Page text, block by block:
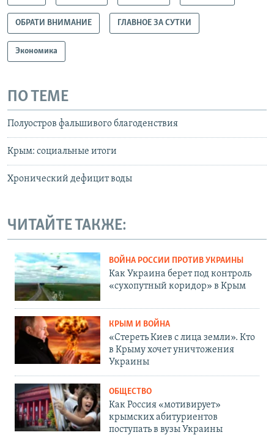
ОБРАТИ ВНИМАНИЕ ГЛАВНОЕ ЗА СУТКИ
Экономика
ПО ТЕМЕ
Полуостров фальшивого благоденствия
Крым: социальные итоги
Хронический дефицит воды
ЧИТАЙТЕ ТАКЖЕ:
ВОЙНА РОССИИ ПРОТИВ УКРАИНЫ
Как Украина берет под контроль
«сухопутный коридор» в Крым
КРЫМ И ВОЙНА
«Стереть Киев с лица земли». Кто
в Крыму хочет уничтожения
Украины
ОБЩЕСТВО
Как Россия «мотивирует»
крымских абитуриентов
поступать в вузы Украины